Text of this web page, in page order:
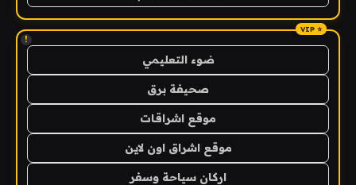
!
ضوء التعليمي
صحيفة برق
موقع اشراقات
موقع اشراق اون لاين
اركان سياحة وسفر